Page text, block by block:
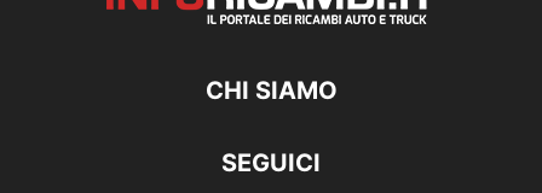
CHI SIAMO
SEGUICI